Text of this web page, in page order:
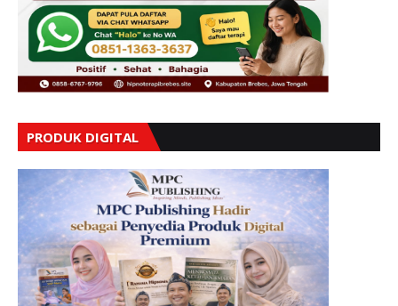
PRODUK DIGITAL